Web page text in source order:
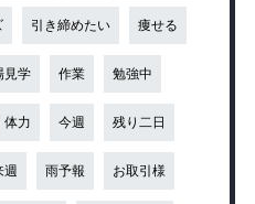
引き締めたい 痩せる
見学 作業 勉強中
体力 今週 残り二日
週 雨予報 お取引様